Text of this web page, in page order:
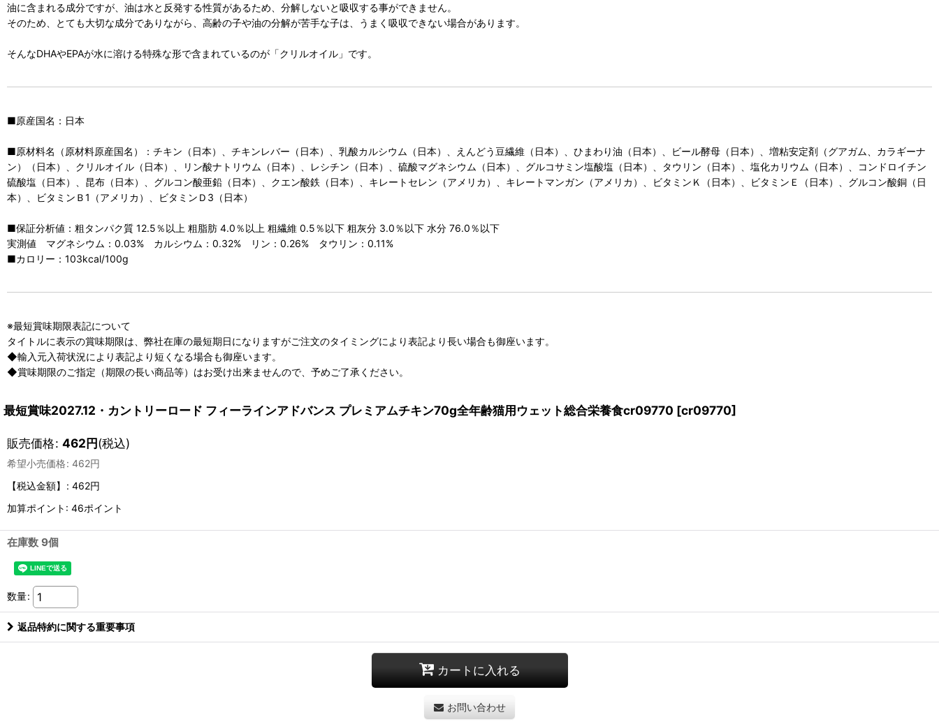
油に含まれる成分ですが、油は水と反発する性質があるため、分解しないと吸収する事ができません。
そのため、とても大切な成分でありながら、高齢の子や油の分解が苦手な子は、うまく吸収できない場合があります。
そんなDHAやEPAが水に溶ける特殊な形で含まれているのが「クリルオイル」です。
■原産国名：日本
■原材料名（原材料原産国名）：チキン（日本）、チキンレバー（日本）、乳酸カルシウム（日本）、えんどう豆繊維（日本）、ひまわり油（日本）、ビール酵母（日本）、増粘安定剤（グアガム、カラギーナ
ン）（日本）、クリルオイル（日本）、リン酸ナトリウム（日本）、レシチン（日本）、硫酸マグネシウム（日本）、グルコサミン塩酸塩（日本）、タウリン（日本）、塩化カリウム（日本）、コンドロイチン
硫酸塩（日本）、昆布（日本）、グルコン酸亜鉛（日本）、クエン酸鉄（日本）、キレートセレン（アメリカ）、キレートマンガン（アメリカ）、ビタミンＫ（日本）、ビタミンＥ（日本）、グルコン酸銅（日
本）、ビタミンＢ1（アメリカ）、ビタミンＤ3（日本）
■保証分析値：粗タンパク質 12.5％以上 粗脂肪 4.0％以上 粗繊維 0.5％以下 粗灰分 3.0％以下 水分 76.0％以下
実測値 マグネシウム：0.03% カルシウム：0.32% リン：0.26% タウリン：0.11%
■カロリー：103kcal/100g
※最短賞味期限表記について
タイトルに表示の賞味期限は、弊社在庫の最短期日になりますがご注文のタイミングにより表記より長い場合も御座います。
◆輸入元入荷状況により表記より短くなる場合も御座います。
◆賞味期限のご指定（期限の長い商品等）はお受け出来ませんので、予めご了承ください。
最短賞味2027.12・カントリーロード フィーラインアドバンス プレミアムチキン70g全年齢猫用ウェット総合栄養食cr09770 [cr09770]
販売価格: 462円(税込)
希望小売価格: 462円
【税込金額】
: 462円
加算ポイント: 46ポイント
在庫数 9個
数量:
返品特約に関する重要事項
カートに入れる
お問い合わせ